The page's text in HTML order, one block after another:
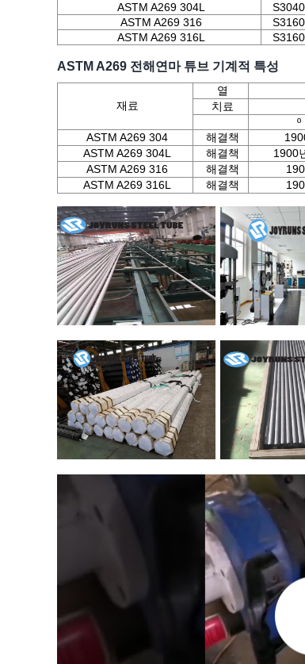
ASTM A269 304L
ASTM A269 316
ASTM A269 316L
ASTM A269 전해연마 튜브 기계적 특성
재료
열
치료
º
ASTM A269 304
해결책
ASTM A269 304L
해결책 1900
ASTM A269 316
해결책
ASTM A269 316L
해결책